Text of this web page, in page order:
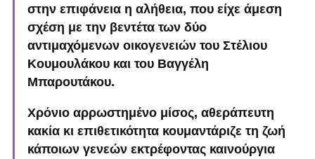
στην επιφάνεια η αλήθεια, που είχε άμεση
σχέση με την βεντέτα των δύο
αντιμαχόμενων οικογενειών του Στέλιου
Κουμουλάκου και του Βαγγέλη
Μπαρουτάκου.
Χρόνιο αρρωστημένο μίσος, αθεράπευτη
κακία κι επιθετικότητα κουμαντάριζε τη ζωή
κάποιων γενεών εκτρέφοντας καινούργια